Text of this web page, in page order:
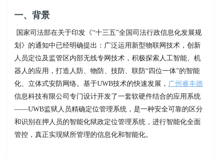
一、背景
国家司法部在关于印发《“十三五”全国司法行政信息化发展规
划》的通知中已经明确提出：广泛运用新型物联网技术，创新
人员定位及监管区内部无线专网技术，积极探索人工智能、机
器人的应用，打造人防、物防、技防、联防“四位一体”的智能
化、立体式安防网络。基于UWB技术的快速发展， 广州睿丰德
信息科技有限公司专门设计开发了一套软硬件结合的应用系统
——UWB监狱人员精确定位管理系统，是一种安全可靠的区分
和识别在押人员的智能化狱政定位管理系统，进行智能化全面
管控，真正实现狱所管理的信息化和智能化。